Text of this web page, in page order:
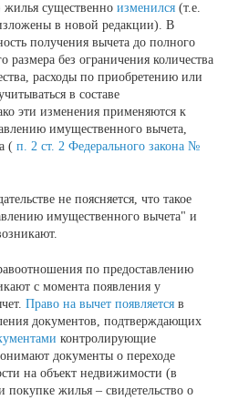
жилья существенно изменился (т.е.
в новой редакции). В
получения вычета до полного
размера без ограничения количества
расходы по приобретению или
в составе
эти изменения применяются к
имущественного вычета,
( п. 2 ст. 2 Федерального закона №
не поясняется, что такое
имущественного вычета" и
по предоставлению
с момента появления у
Право на вычет появляется в
документов, подтверждающих
контролирующие
документы о переходе
на объект недвижимости (в
покупке жилья – свидетельство о